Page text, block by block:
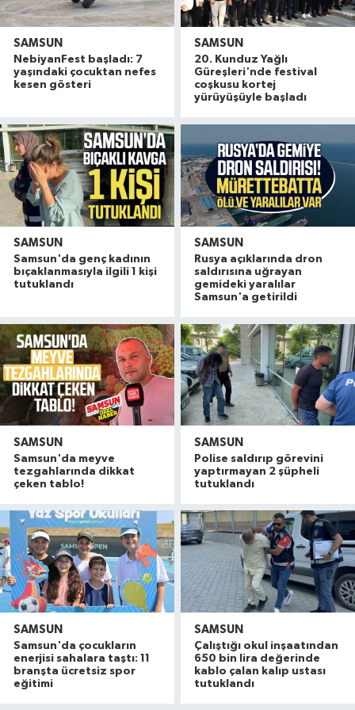
SAMSUN
NebiyanFest başladı: 7
yaşındaki çocuktan nefes
kesen gösteri
SAMSUN
20. Kunduz Yağlı
Güreşleri'nde festival
coşkusu kortej
yürüyüşüyle başladı
SAMSUN
Samsun'da genç kadının
bıçaklanmasıyla ilgili 1 kişi
tutuklandı
SAMSUN
Rusya açıklarında dron
saldırısına uğrayan
gemideki yaralılar
Samsun'a getirildi
SAMSUN
Samsun'da meyve
tezgahlarında dikkat
çeken tablo!
SAMSUN
Polise saldırıp görevini
yaptırmayan 2 şüpheli
tutuklandı
SAMSUN
Samsun'da çocukların
enerjisi sahalara taştı: 11
branşta ücretsiz spor
eğitimi
SAMSUN
Çalıştığı okul inşaatından
650 bin lira değerinde
kablo çalan kalıp ustası
tutuklandı